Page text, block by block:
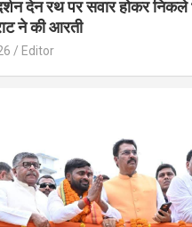
देन रथ पर सवार होकर
ने की आरती
Editor